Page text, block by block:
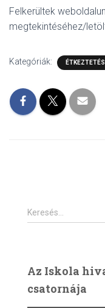
Felkerültek
megtekintéséhez/
Kategóriák: ÉTKEZTETÉS
K
e
é
s
Keresés…
Az Iskola
csatornája